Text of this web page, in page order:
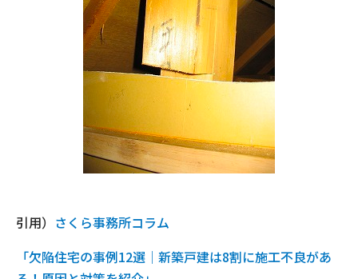
引用） さくら事務所コラム
「欠陥住宅の事例12選│新築戸建は8割に施工不良があ